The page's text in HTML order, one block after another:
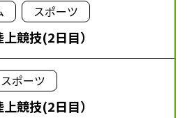
スポーツ
競技(2日目）
スポーツ
競技(2日目）